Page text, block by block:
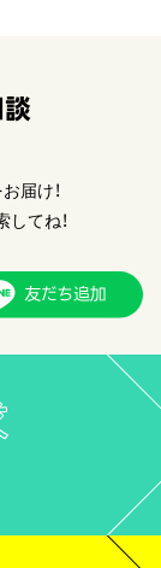
届け！
てね！